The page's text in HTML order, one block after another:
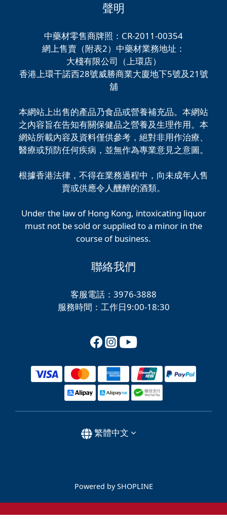
聲明
中藥材零售商牌照：CR-2011-00354
網上售賣（附表2）中藥材業務地址：
大棧有限公司（上環店）
香港上環干諾西28號威勝商業大廈地下5號及21號
舖
本網站上出售的產品乃食品或營養補充品。本網站
之內容旨在告知有關保健品之營養及生理作用。本
網站所載內容及資料僅供參考，絕對非用作治療、
醫療或預防任何疾病，並無作為專業意見之意圖。
根據香港法律，不得在業務過程中，向未成年人售
賣或供應令人醺醉的酒類。
Under the law of Hong Kong, intoxicating liquor
must not be sold or supplied to a minor in the
course of business.
聯絡我們
客服電話：3976-3888
服務時間：工作日9:00-18:30
繁體中文
Powered by SHOPLINE